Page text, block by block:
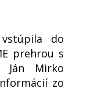
vstúpila do
prehrou s
Ján Mirko
zo